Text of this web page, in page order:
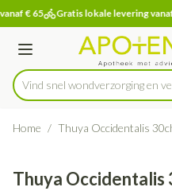
Ga naar de inhoud
1 van 1
€ 65 Gratis lokale levering
Menu
Product, merk, categorie...
Vind snel wondverzorgin
Home / Thuya Occidentalis
Thuya Occidentalis